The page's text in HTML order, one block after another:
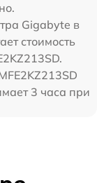
Gigabyte в
стоимость
3 часа при